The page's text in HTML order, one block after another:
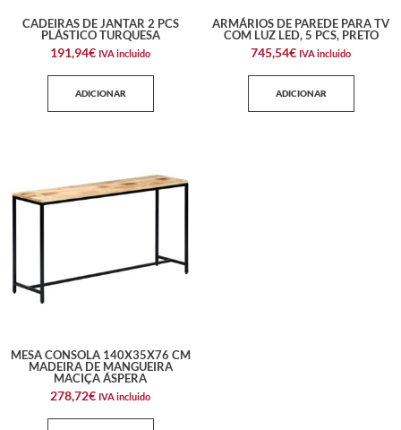
CADEIRAS DE JANTAR 2 PCS
PLÁSTICO TURQUESA
191,94€ IVA incluido
ADICIONAR
ARMÁRIOS DE PAREDE PARA TV
COM LUZ LED, 5 PCS, PRETO
745,54€ IVA incluido
ADICIONAR
MESA CONSOLA 140X35X76 CM
MADEIRA DE MANGUEIRA
MACIÇA ÁSPERA
278,72€ IVA incluido